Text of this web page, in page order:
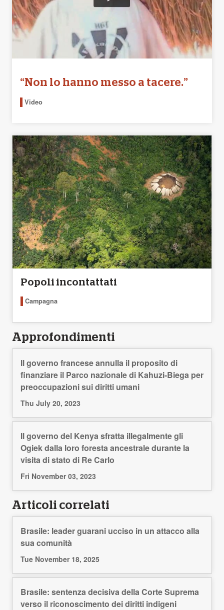
“Non lo hanno messo a tacere.”
Video
Popoli incontattati
Campagna
Approfondimenti
Il governo francese annulla il proposito di
finanziare il Parco nazionale di Kahuzi-Biega per
preoccupazioni sui diritti umani
Thu July 20, 2023
Il governo del Kenya sfratta illegalmente gli
Ogiek dalla loro foresta ancestrale durante la
visita di stato di Re Carlo
Fri November 03, 2023
Articoli correlati
Brasile: leader guarani ucciso in un attacco alla
sua comunità
Tue November 18, 2025
Brasile: sentenza decisiva della Corte Suprema
verso il riconoscimento dei diritti indigeni